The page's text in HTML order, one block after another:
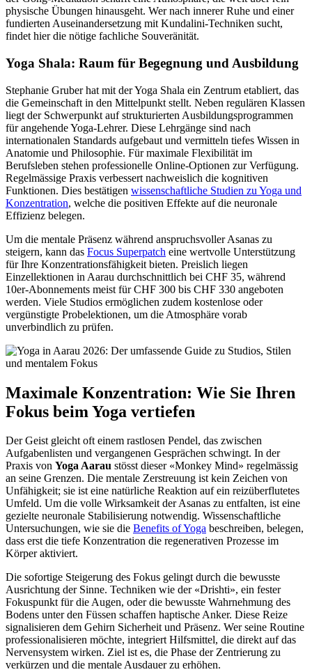
physische Übungen hinausgeht. Wer nach innerer Ruhe und einer
fundierten Auseinandersetzung mit Kundalini-Techniken sucht,
findet hier die nötige fachliche Souveränität.
Yoga Shala: Raum für Begegnung und Ausbildung
Stephanie Gruber hat mit der Yoga Shala ein Zentrum etabliert, das
die Gemeinschaft in den Mittelpunkt stellt. Neben regulären Klassen
liegt der Schwerpunkt auf strukturierten Ausbildungsprogrammen
für angehende Yoga-Lehrer. Diese Lehrgänge sind nach
internationalen Standards aufgebaut und vermitteln tiefes Wissen in
Anatomie und Philosophie. Für maximale Flexibilität im
Berufsleben stehen professionelle Online-Optionen zur Verfügung.
Regelmässige Praxis verbessert nachweislich die kognitiven
Funktionen. Dies bestätigen wissenschaftliche Studien zu Yoga und
Konzentration, welche die positiven Effekte auf die neuronale
Effizienz belegen.
Um die mentale Präsenz während anspruchsvoller Asanas zu
steigern, kann das Focus Superpatch eine wertvolle Unterstützung
für Ihre Konzentrationsfähigkeit bieten. Preislich liegen
Einzellektionen in Aarau durchschnittlich bei CHF 35, während
10er-Abonnements meist für CHF 300 bis CHF 330 angeboten
werden. Viele Studios ermöglichen zudem kostenlose oder
vergünstigte Probelektionen, um die Atmosphäre vorab
unverbindlich zu prüfen.
Maximale Konzentration: Wie Sie Ihren
Fokus beim Yoga vertiefen
Der Geist gleicht oft einem rastlosen Pendel, das zwischen
Aufgabenlisten und vergangenen Gesprächen schwingt. In der
Praxis von Yoga Aarau stösst dieser «Monkey Mind» regelmässig
an seine Grenzen. Die mentale Zerstreuung ist kein Zeichen von
Unfähigkeit; sie ist eine natürliche Reaktion auf ein reizüberflutetes
Umfeld. Um die volle Wirksamkeit der Asanas zu entfalten, ist eine
gezielte neuronale Stabilisierung notwendig. Wissenschaftliche
Untersuchungen, wie sie die Benefits of Yoga beschreiben, belegen,
dass erst die tiefe Konzentration die regenerativen Prozesse im
Körper aktiviert.
Die sofortige Steigerung des Fokus gelingt durch die bewusste
Ausrichtung der Sinne. Techniken wie der «Drishti», ein fester
Fokuspunkt für die Augen, oder die bewusste Wahrnehmung des
Bodens unter den Füssen schaffen haptische Anker. Diese Reize
signalisieren dem Gehirn Sicherheit und Präsenz. Wer seine Routine
professionalisieren möchte, integriert Hilfsmittel, die direkt auf das
Nervensystem wirken. Ziel ist es, die Phase der Zentrierung zu
verkürzen und die mentale Ausdauer zu erhöhen.